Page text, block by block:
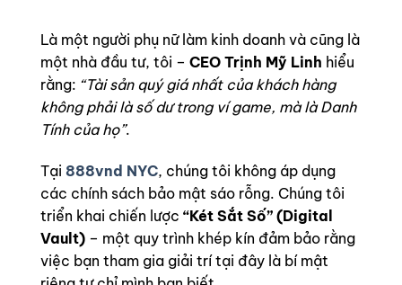
Là một người phụ nữ làm kinh doanh và cũng là
một nhà đầu tư, tôi – CEO Trịnh Mỹ Linh hiểu
rằng: “Tài sản quý giá nhất của khách hàng
không phải là số dư trong ví game, mà là Danh
Tính của họ”.
Tại 888vnd NYC, chúng tôi không áp dụng
các chính sách bảo mật sáo rỗng. Chúng tôi
triển khai chiến lược “Két Sắt Số” (Digital
Vault) – một quy trình khép kín đảm bảo rằng
việc bạn tham gia giải trí tại đây là bí mật